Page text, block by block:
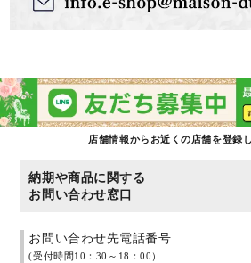
店舗情報からお近くの店舗を登録
納期や商品に関する
お問い合わせ窓口
お問い合わせ先電話番号
(受付時間10：30～18：00）